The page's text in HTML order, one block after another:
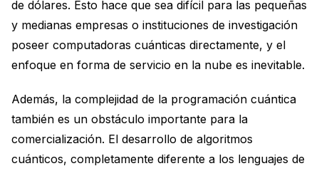
de dólares. Esto hace que sea difícil para las pequeñas
y medianas empresas o instituciones de investigación
poseer computadoras cuánticas directamente, y el
enfoque en forma de servicio en la nube es inevitable.
Además, la complejidad de la programación cuántica
también es un obstáculo importante para la
comercialización. El desarrollo de algoritmos
cuánticos, completamente diferente a los lenguajes de